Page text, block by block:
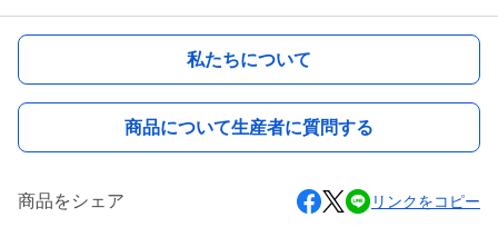
私たちについて
商品について生産者に質問する
商品をシェア リンクをコピー